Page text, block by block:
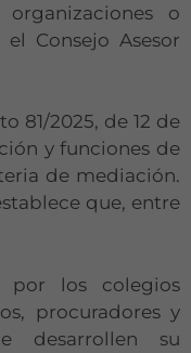
o
Consejo Asesor
81/2025, de 12 de
y funciones de
de mediación.
que, entre
por los colegios
procuradores y
desarrollen su